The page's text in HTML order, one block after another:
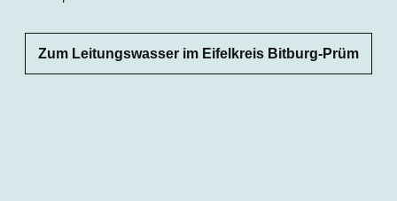
Zum Leitungswasser im Eifelkreis Bitburg-Prüm